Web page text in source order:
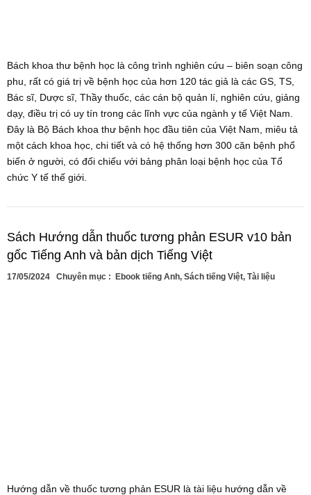
Bách khoa thư bệnh học là công trình nghiên cứu – biên soạn công
phu, rất có giá trị về bệnh học của hơn 120 tác giả là các GS, TS,
Bác sĩ, Dược sĩ, Thầy thuốc, các cán bộ quản lí, nghiên cứu, giảng
dạy, điều trị có uy tín trong các lĩnh vực của ngành y tế Việt Nam.
Đây là Bộ Bách khoa thư bệnh học đầu tiên của Việt Nam, miêu tả
một cách khoa học, chi tiết và có hệ thống hơn 300 căn bệnh phổ
biến ở người, có đối chiếu với bảng phân loại bệnh học của Tổ
chức Y tế thế giới.
Sách Hướng dẫn thuốc tương phản ESUR v10 bản
gốc Tiếng Anh và bản dịch Tiếng Việt
17/05/2024 Chuyên mục : Ebook tiếng Anh, Sách tiếng Việt, Tài liệu
Hướng dẫn về thuốc tương phản ESUR là tài liệu hướng dẫn về